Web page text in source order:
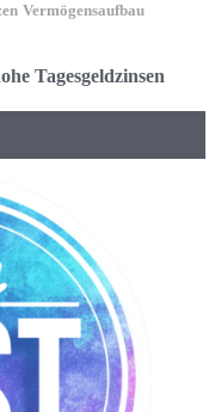
Vermögensaufbau
Tagesgeldzinsen